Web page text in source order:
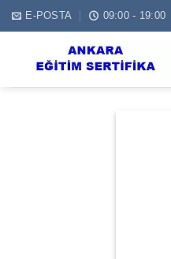
Skip
to
E-POSTA 09:00 - 19:00